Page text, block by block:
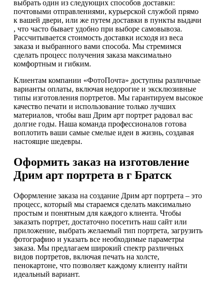
выбрать один из следующих способов доставки:
почтовыми отправлениями, курьерской службой прямо
к вашей двери, или же путем доставки в пункты выдачи
, что часто бывает удобно при выборе самовывоза.
Рассчитывается стоимость доставки исходя из веса
заказа и выбранного вами способа. Мы стремимся
сделать процесс получения заказа максимально
комфортным и гибким.
Клиентам компании «ФотоПочта» доступны различные
варианты оплаты, включая недорогие и эксклюзивные
типы изготовления портретов. Мы гарантируем высокое
качество печати и использование только лучших
материалов, чтобы ваш Дрим арт портрет радовал вас
долгие годы. Наша команда профессионалов готова
воплотить ваши самые смелые идеи в жизнь, создавая
настоящие шедевры.
Оформить заказ на изготовление
Дрим арт портрета в г Братск
Оформление заказа на создание Дрим арт портрета – это
процесс, который мы стараемся сделать максимально
простым и понятным для каждого клиента. Чтобы
заказать портрет, достаточно посетить наш сайт или
приложение, выбрать желаемый тип портрета, загрузить
фотографию и указать все необходимые параметры
заказа. Мы предлагаем широкий спектр различных
видов портретов, включая печать на холсте,
пенокартоне, что позволяет каждому клиенту найти
идеальный вариант.